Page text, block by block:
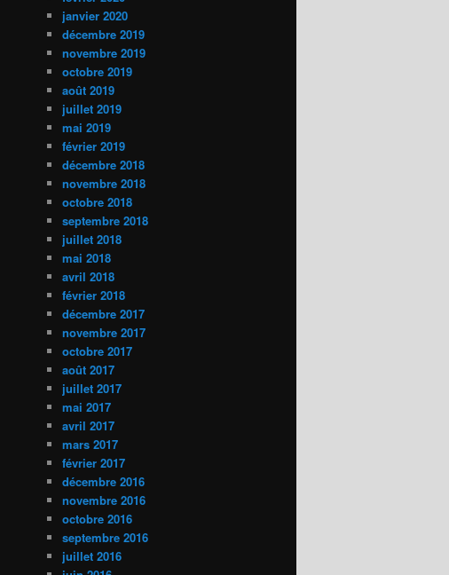
janvier 2020
décembre 2019
novembre 2019
octobre 2019
août 2019
juillet 2019
mai 2019
février 2019
décembre 2018
novembre 2018
octobre 2018
septembre 2018
juillet 2018
mai 2018
avril 2018
février 2018
décembre 2017
novembre 2017
octobre 2017
août 2017
juillet 2017
mai 2017
avril 2017
mars 2017
février 2017
décembre 2016
novembre 2016
octobre 2016
septembre 2016
juillet 2016